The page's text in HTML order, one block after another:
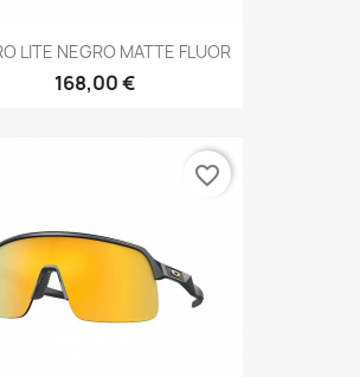
LITE NEGRO MATTE FLUOR
168,00 €
favorite_border